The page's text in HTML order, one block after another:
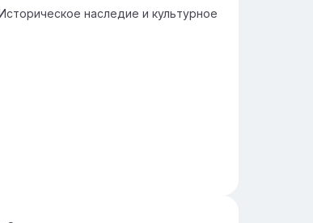
наследие и культурное